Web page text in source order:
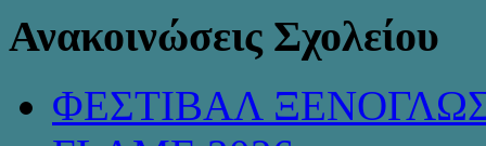
Ανακοινώσεις Σχολείου
ΦΕΣΤΙΒΑΛ